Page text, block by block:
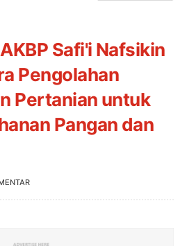
Safi'i Nafsikin
Pengolahan
Pertanian untuk
Pangan dan